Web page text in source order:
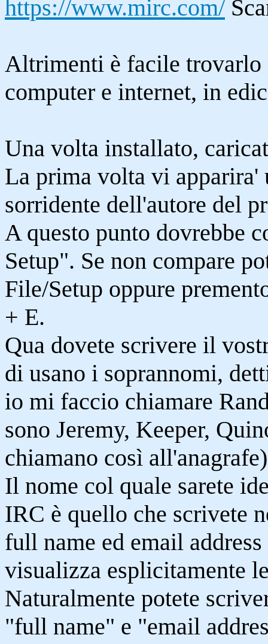
https://www.mirc.com/
Altrimenti è facile
computer e internet, in
Una volta installato,
La prima volta vi apparira'
sorridente dell'autore del
A questo punto dovrebbe
Setup". Se non compare
File/Setup oppure
+ E.
Qua dovete scrivere il
di usano i soprannomi,
io mi faccio chiamare
sono Jeremy, Keeper,
chiamano così
Il nome col quale sarete
IRC è quello che scrivete
full name ed email
visualizza esplicitamente
Naturalmente potete
"full name" e "email